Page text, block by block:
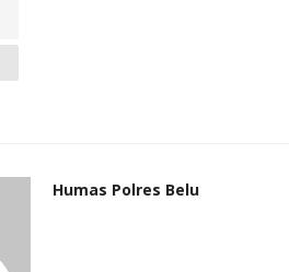
Humas Polres Belu